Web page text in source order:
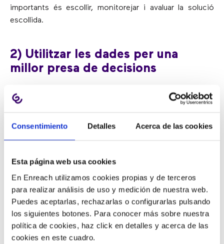
Consentimiento Detalles Acerca de las cookies
Esta página web usa cookies
En Enreach utilizamos cookies propias y de terceros
para realizar análisis de uso y medición de nuestra web.
Puedes aceptarlas, rechazarlas o configurarlas pulsando
los siguientes botones. Para conocer más sobre nuestra
política de cookies, haz click en detalles y acerca de las
cookies en este cuadro.
importants és escollir, monitorejar i avaluar la solució
escollida.
2) Utilitzar les dades per una
millor presa de decisions
Per poder prendre les decisions correctes és necessari
del client, inclosos mesuraments de satisfacció com
NPS i CSAT: l’efectivitat del
capacitació dels agentsper oferir un servei d’atenció
al client de qualitat; i lavaloració dels KPIs
important tenir un històric d’aquesta informació, així
com disposar d’ella en temps real.
3) Consolidar eines